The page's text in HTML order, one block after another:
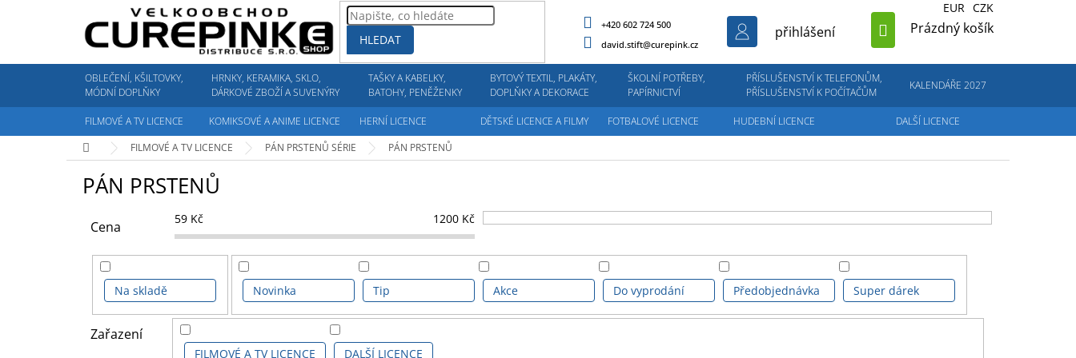
EUR CZK
HLEDAT
+420 602 724 500
david.stift@curepink.cz
NÁKUPNÍ
Prázdný košík
přihlášení
OBLEČENÍ, KŠILTOVKY,
MÓDNÍ DOPLŇKY
HRNKY, KERAMIKA, SKLO,
DÁRKOVÉ ZBOŽÍ A SUVENÝRY
TAŠKY A KABELKY,
BATOHY, PENĚŽENKY
BYTOVÝ TEXTIL, PLAKÁTY,
DOPLŇKY A DEKORACE
ŠKOLNÍ POTŘEBY,
PAPÍRNICTVÍ
PŘÍSLUŠENSTVÍ K TELEFONŮM,
PŘÍSLUŠENSTVÍ K POČÍTAČŮM
KALENDÁŘE 2027
FILMOVÉ A TV LICENCE KOMIKSOVÉ A ANIME LICENCE HERNÍ LICENCE DĚTSKÉ LICENCE A FILMY FOTBALOVÉ LICENCE HUDEBNÍ LICENCE
DALŠÍ LICENCE
Domů
FILMOVÉ A TV LICENCE PÁN PRSTENŮ SÉRIE PÁN PRSTENŮ
PÁN PRSTENŮ
Cena 59 Kč 1200 Kč
Na skladě Novinka Tip Akce Do vyprodání Předobjednávka Super dárek
Zařazení
FILMOVÉ A TV LICENCE DALŠÍ LICENCE